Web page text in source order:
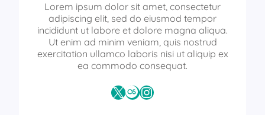
Lorem ipsum dolor sit amet, consectetur
adipiscing elit, sed do eiusmod tempor
incididunt ut labore et dolore magna aliqua.
Ut enim ad minim veniam, quis nostrud
exercitation ullamco laboris nisi ut aliquip ex
ea commodo consequat.
X Last.fmInstagram